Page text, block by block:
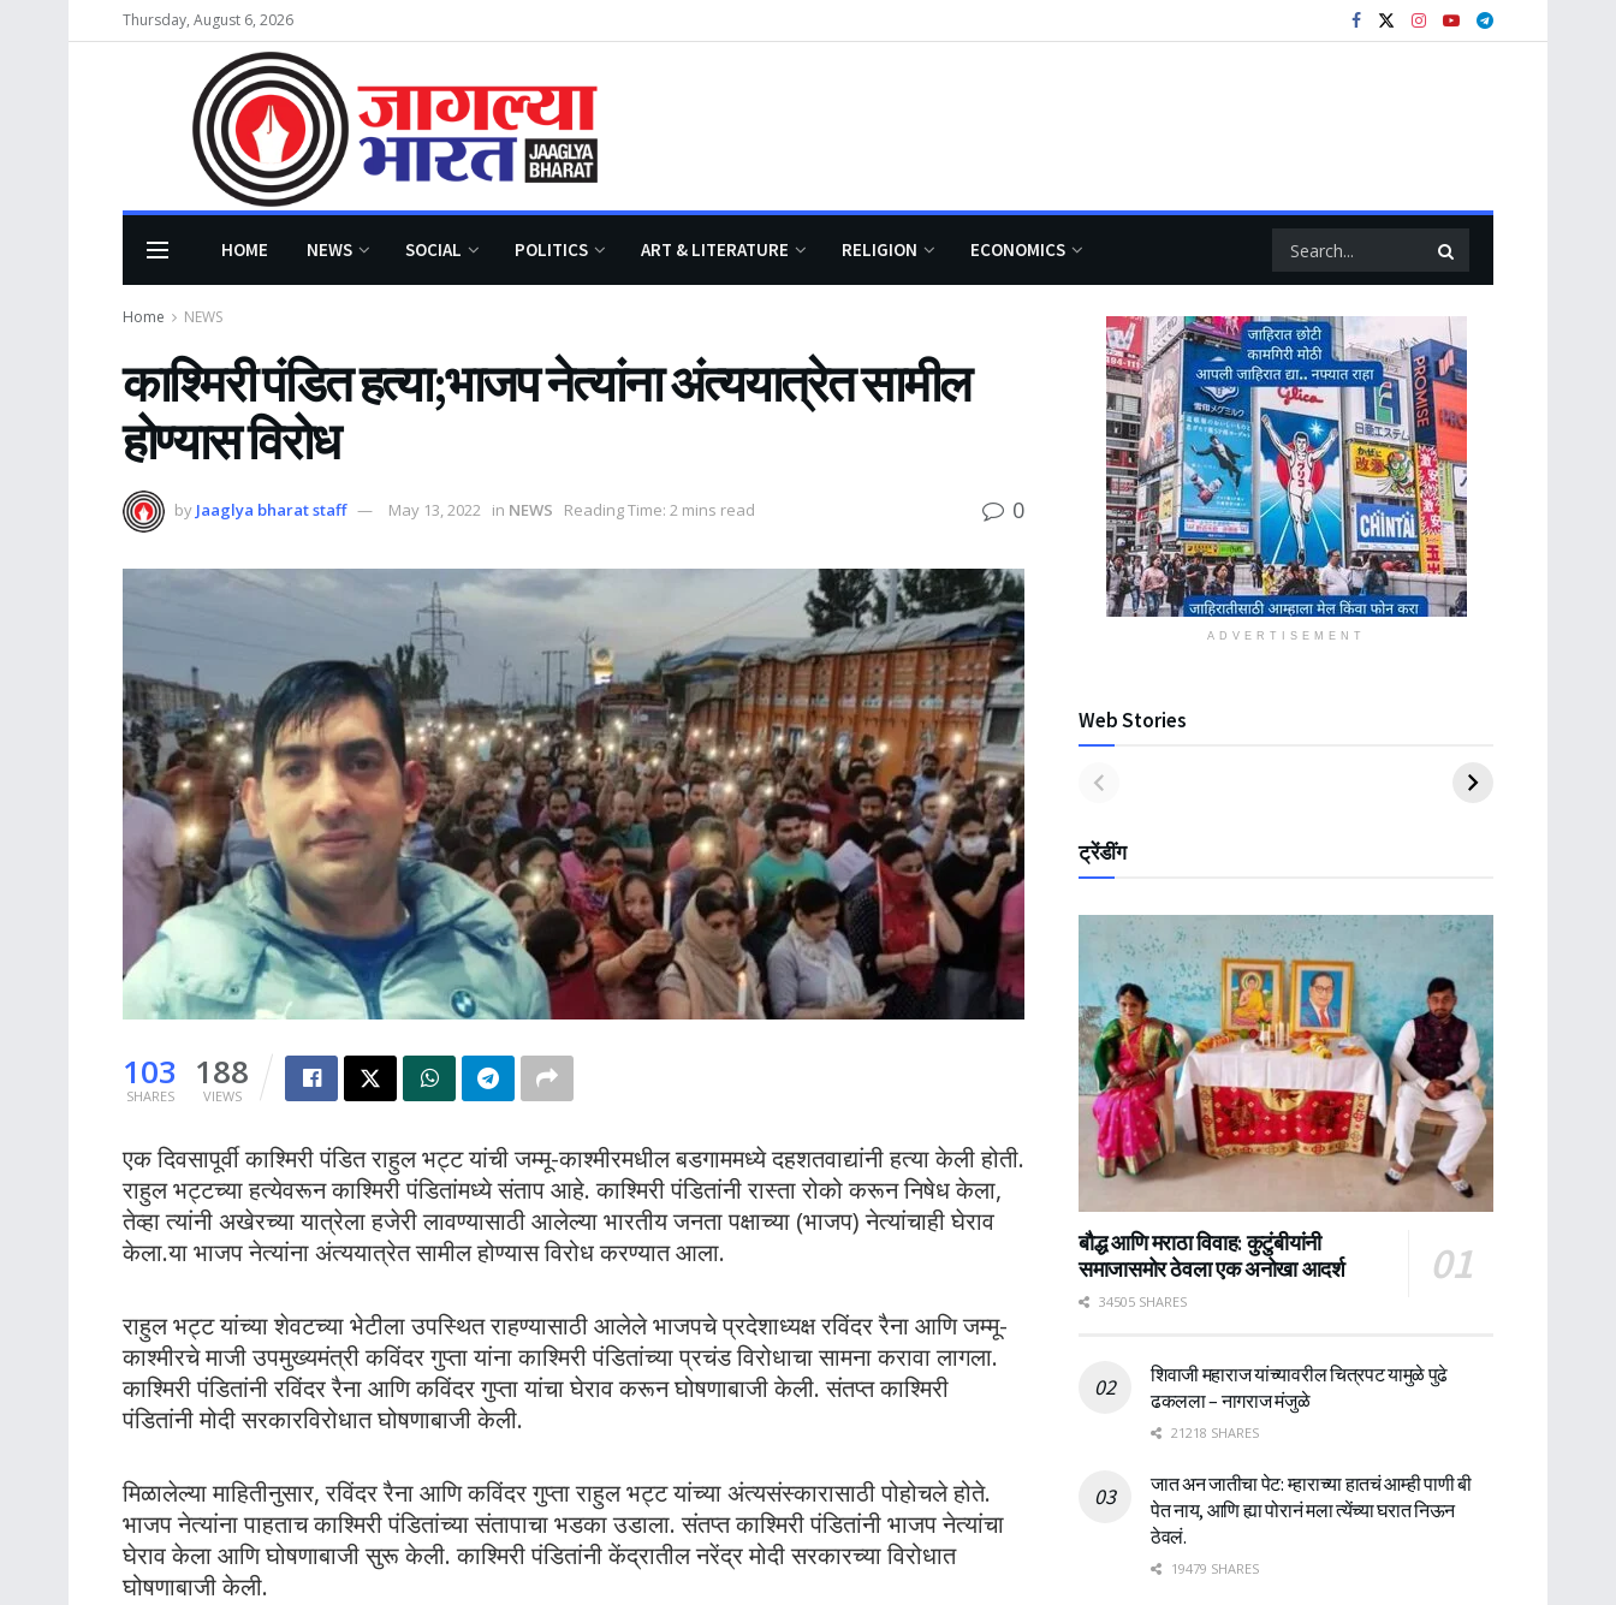
Thursday, August 6, 2026
HOME NEWS SOCIAL POLITICS ART & LITERATURE RELIGION ECONOMICS
Home NEWS
काश्मिरी पंडित हत्या;भाजप नेत्यांना अंत्ययात्रेत सामील
होण्यास विरोध
by Jaaglya bharat staff May 13, 2022 in NEWS Reading Time: 2 mins read 0
103
SHARES
188
VIEWS
एक दिवसापूर्वी काश्मिरी पंडित राहुल भट्ट यांची जम्मू-काश्मीरमधील बडगाममध्ये दहशतवाद्यांनी हत्या केली होती.
राहुल भट्टच्या हत्येवरून काश्मिरी पंडितांमध्ये संताप आहे. काश्मिरी पंडितांनी रास्ता रोको करून निषेध केला,
तेव्हा त्यांनी अखेरच्या यात्रेला हजेरी लावण्यासाठी आलेल्या भारतीय जनता पक्षाच्या (भाजप) नेत्यांचाही घेराव
केला.या भाजप नेत्यांना अंत्ययात्रेत सामील होण्यास विरोध करण्यात आला.
राहुल भट्ट यांच्या शेवटच्या भेटीला उपस्थित राहण्यासाठी आलेले भाजपचे प्रदेशाध्यक्ष रविंदर रैना आणि जम्मू-
काश्मीरचे माजी उपमुख्यमंत्री कविंदर गुप्ता यांना काश्मिरी पंडितांच्या प्रचंड विरोधाचा सामना करावा लागला.
काश्मिरी पंडितांनी रविंदर रैना आणि कविंदर गुप्ता यांचा घेराव करून घोषणाबाजी केली. संतप्त काश्मिरी
पंडितांनी मोदी सरकारविरोधात घोषणाबाजी केली.
मिळालेल्या माहितीनुसार, रविंदर रैना आणि कविंदर गुप्ता राहुल भट्ट यांच्या अंत्यसंस्कारासाठी पोहोचले होते.
भाजप नेत्यांना पाहताच काश्मिरी पंडितांच्या संतापाचा भडका उडाला. संतप्त काश्मिरी पंडितांनी भाजप नेत्यांचा
घेराव केला आणि घोषणाबाजी सुरू केली. काश्मिरी पंडितांनी केंद्रातील नरेंद्र मोदी सरकारच्या विरोधात
घोषणाबाजी केली.
ADVERTISEMENT
Web Stories
ट्रेंडींग
बौद्ध आणि मराठा विवाह: कुटुंबीयांनी
समाजासमोर ठेवला एक अनोखा आदर्श
34505 SHARES
शिवाजी महाराज यांच्यावरील चित्रपट यामुळे पुढे
ढकलला – नागराज मंजुळे
21218 SHARES
जात अन जातीचा पेट: म्हाराच्या हातचं आम्ही पाणी बी
पेत नाय, आणि ह्या पोरानं मला त्येंच्या घरात निऊन
ठेवलं.
19479 SHARES